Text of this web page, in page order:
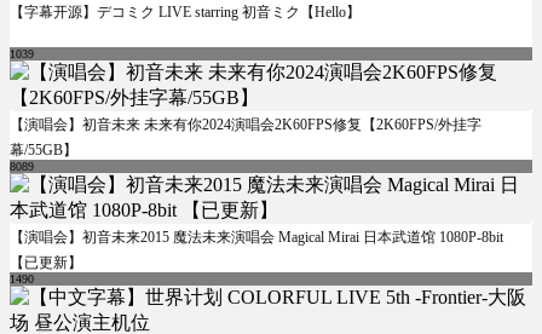
【字幕开源】デコミク LIVE starring 初音ミク【Hello】
1039
【演唱会】初音未来 未来有你2024演唱会2K60FPS修复【2K60FPS/外挂字
幕/55GB】
8089
【演唱会】初音未来2015 魔法未来演唱会 Magical Mirai 日本武道馆 1080P-8bit
【已更新】
1490